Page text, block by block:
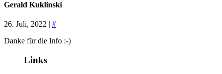
Gerald Kuklinski
26. Juli, 2022 | #
Danke für die Info :-)
Links